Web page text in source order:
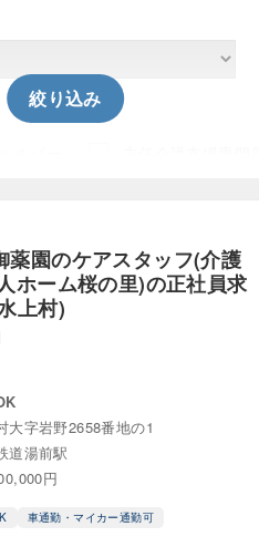
絞り込み
初任者研修
福祉用具専門相談員 精神
礎研修
契約職員
嘱託職員
薬園のケアスタッフ(介護
ホーム桜の里)の正社員求
上村)
大字岩野2658番地の1
道湯前駅
円
車通勤・マイカー通勤可